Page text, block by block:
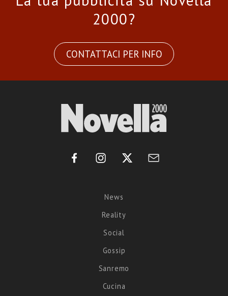
2000?
CONTATTACI PER INFO
News
Reality
Social
Gossip
Sanremo
Cucina